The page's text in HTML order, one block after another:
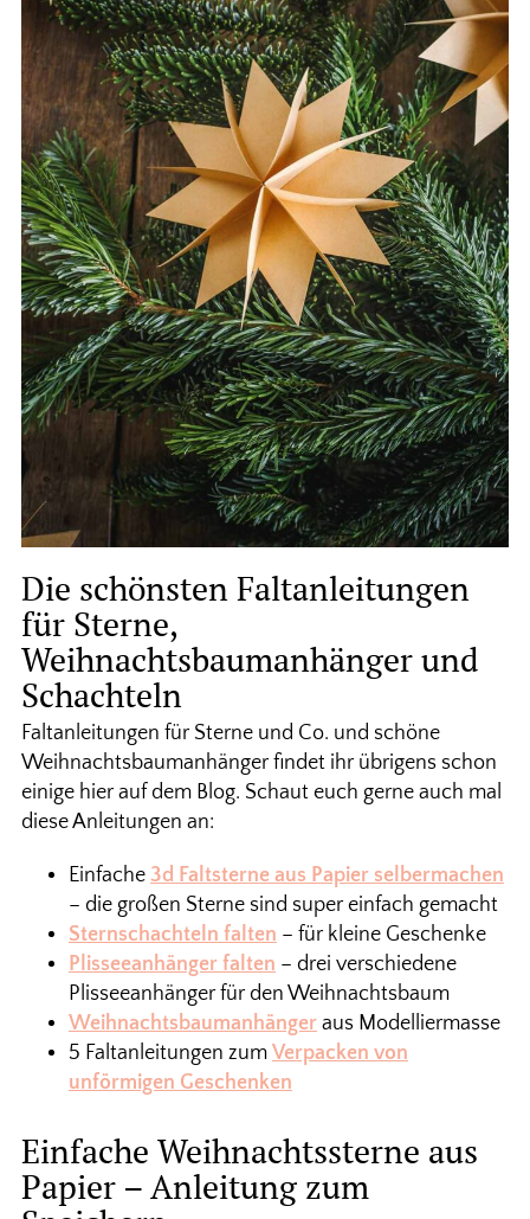
Die schönsten Faltanleitungen
für Sterne,
Weihnachtsbaumanhänger und
Schachteln
Faltanleitungen für Sterne und Co. und schöne
Weihnachtsbaumanhänger findet ihr übrigens schon
einige hier auf dem Blog. Schaut euch gerne auch mal
diese Anleitungen an:
Einfache 3d Faltsterne aus Papier selbermachen
– die großen Sterne sind super einfach gemacht
Sternschachteln falten – für kleine Geschenke
Plisseeanhänger falten – drei verschiedene
Plisseeanhänger für den Weihnachtsbaum
Weihnachtsbaumanhängeraus Modelliermasse
5 Faltanleitungen zum Verpacken von
unförmigen Geschenken
Einfache Weihnachtssterne aus
Papier – Anleitung zum